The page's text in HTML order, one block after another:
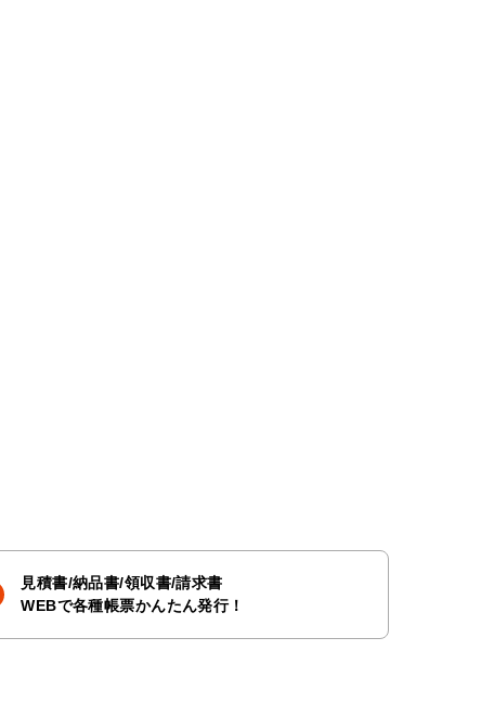
見積書/納品書/領収書/請求書
WEBで各種帳票かんたん発行！